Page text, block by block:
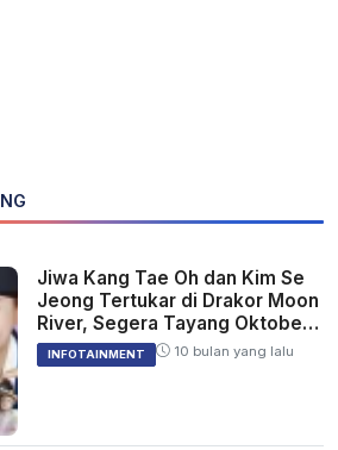
Jiwa Kang Tae Oh dan Kim Se
Jeong Tertukar di Drakor Moon
River, Segera Tayang Oktober
2025
INFOTAINMENT 10 bulan yang lalu